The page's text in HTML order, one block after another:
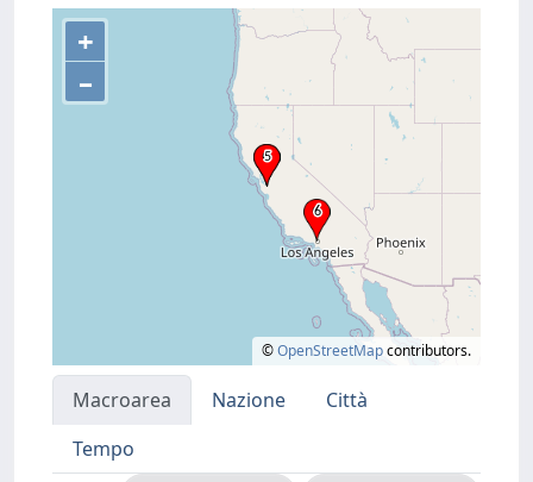
+
–
©OpenStreetMapcontributors.
Macroarea Nazione
Città
Tempo